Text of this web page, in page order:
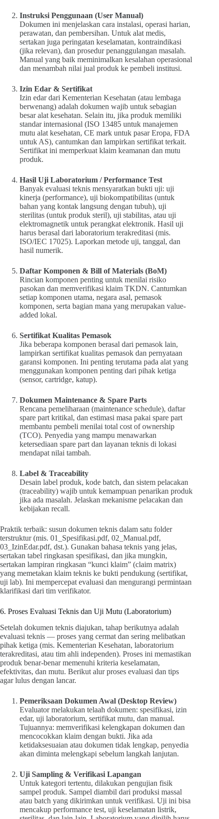
Instruksi Penggunaan (User Manual)
Dokumen ini menjelaskan cara instalasi, operasi harian,
perawatan, dan pembersihan. Untuk alat medis,
sertakan juga peringatan keselamatan, kontraindikasi
(jika relevan), dan prosedur penanggulangan masalah.
Manual yang baik meminimalkan kesalahan operasional
dan menambah nilai jual produk ke pembeli institusi.
Izin Edar & Sertifikat
Izin edar dari Kementerian Kesehatan (atau lembaga
berwenang) adalah dokumen wajib untuk sebagian
besar alat kesehatan. Selain itu, jika produk memiliki
standar internasional (ISO 13485 untuk manajemen
mutu alat kesehatan, CE mark untuk pasar Eropa, FDA
untuk AS), cantumkan dan lampirkan sertifikat terkait.
Sertifikat ini memperkuat klaim keamanan dan mutu
produk.
Hasil Uji Laboratorium / Performance Test
Banyak evaluasi teknis mensyaratkan bukti uji: uji
kinerja (performance), uji biokompatibilitas (untuk
bahan yang kontak langsung dengan tubuh), uji
sterilitas (untuk produk steril), uji stabilitas, atau uji
elektromagnetik untuk perangkat elektronik. Hasil uji
harus berasal dari laboratorium terakreditasi (mis.
ISO/IEC 17025). Laporkan metode uji, tanggal, dan
hasil numerik.
Daftar Komponen & Bill of Materials (BoM)
Rincian komponen penting untuk menilai risiko
pasokan dan memverifikasi klaim TKDN. Cantumkan
setiap komponen utama, negara asal, pemasok
komponen, serta bagian mana yang merupakan value-
added lokal.
Sertifikat Kualitas Pemasok
Jika beberapa komponen berasal dari pemasok lain,
lampirkan sertifikat kualitas pemasok dan pernyataan
garansi komponen. Ini penting terutama pada alat yang
menggunakan komponen penting dari pihak ketiga
(sensor, cartridge, katup).
Dokumen Maintenance & Spare Parts
Rencana pemeliharaan (maintenance schedule), daftar
spare part kritikal, dan estimasi masa pakai spare part
membantu pembeli menilai total cost of ownership
(TCO). Penyedia yang mampu menawarkan
ketersediaan spare part dan layanan teknis di lokasi
mendapat nilai tambah.
Label & Traceability
Desain label produk, kode batch, dan sistem pelacakan
(traceability) wajib untuk kemampuan penarikan produk
jika ada masalah. Jelaskan mekanisme pelacakan dan
kebijakan recall.
Praktik terbaik: susun dokumen teknis dalam satu folder
terstruktur (mis. 01_Spesifikasi.pdf, 02_Manual.pdf,
03_IzinEdar.pdf, dst.). Gunakan bahasa teknis yang jelas,
sertakan tabel ringkasan spesifikasi, dan jika mungkin,
sertakan lampiran ringkasan “kunci klaim” (claim matrix)
yang memetakan klaim teknis ke bukti pendukung (sertifikat,
uji lab). Ini mempercepat evaluasi dan mengurangi permintaan
klarifikasi dari tim verifikator.
6. Proses Evaluasi Teknis dan Uji Mutu (Laboratorium)
Setelah dokumen teknis diajukan, tahap berikutnya adalah
evaluasi teknis — proses yang cermat dan sering melibatkan
pihak ketiga (mis. Kementerian Kesehatan, laboratorium
terakreditasi, atau tim ahli independen). Proses ini memastikan
produk benar-benar memenuhi kriteria keselamatan,
efektivitas, dan mutu. Berikut alur proses evaluasi dan tips
agar lulus dengan lancar.
Pemeriksaan Dokumen Awal (Desktop Review)
Evaluator melakukan telaah dokumen: spesifikasi, izin
edar, uji laboratorium, sertifikat mutu, dan manual.
Tujuannya: memverifikasi kelengkapan dokumen dan
mencocokkan klaim dengan bukti. Jika ada
ketidaksesuaian atau dokumen tidak lengkap, penyedia
akan diminta melengkapi sebelum langkah lanjutan.
Uji Sampling & Verifikasi Lapangan
Untuk kategori tertentu, dilakukan pengujian fisik
sampel produk. Sampel diambil dari produksi massal
atau batch yang dikirimkan untuk verifikasi. Uji ini bisa
mencakup performance test, uji keselamatan listrik,